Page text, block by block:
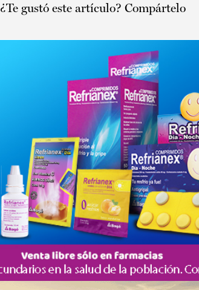
¿Te gustó este artículo? Compártelo